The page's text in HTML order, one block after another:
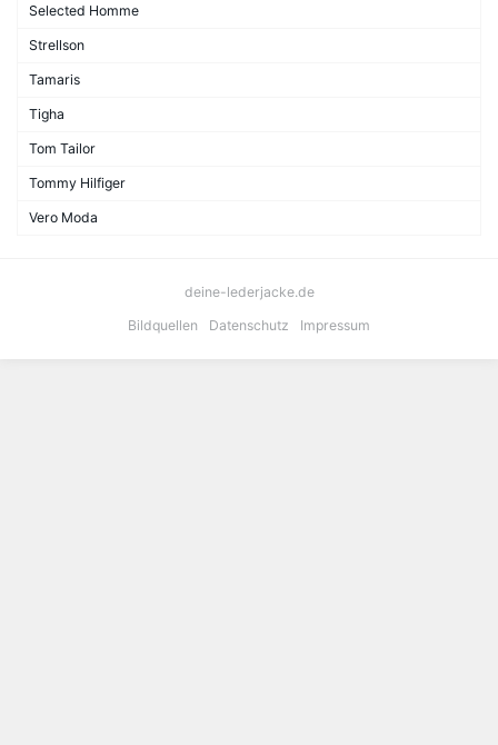
Selected Homme
Strellson
Tamaris
Tigha
Tom Tailor
Tommy Hilfiger
Vero Moda
deine-lederjacke.de
Bildquellen
Datenschutz Impressum